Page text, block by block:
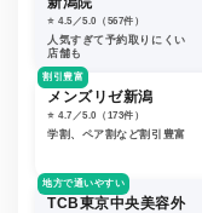
⭐️ 4.5／5.0（567件）
人気すぎて予約取りにくい
店舗も
割引豊富
メンズリゼ新潟
⭐️ 4.7／5.0（173件）
学割、ペア割など割引豊富
地方で通いやすい
TCB東京中央美容外